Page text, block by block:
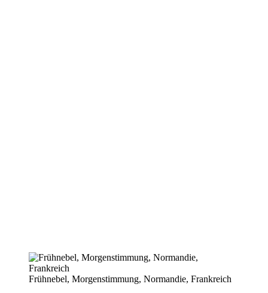
Frühnebel, Morgenstimmung, Normandie, Frankreich